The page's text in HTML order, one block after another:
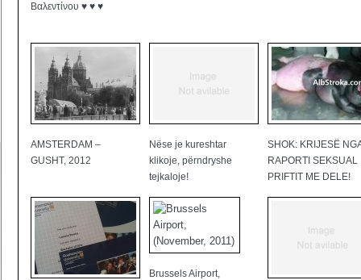
Βαλεντίνου ♥ ♥ ♥
AMSTERDAM –
GUSHT, 2012
Nëse je kureshtar
klikoje, përndryshe
tejkaloje!
SHOK: KRIJESË
RAPORTI SEKSUAL
PRIFTIT ME DELE!
Brussels Airport,